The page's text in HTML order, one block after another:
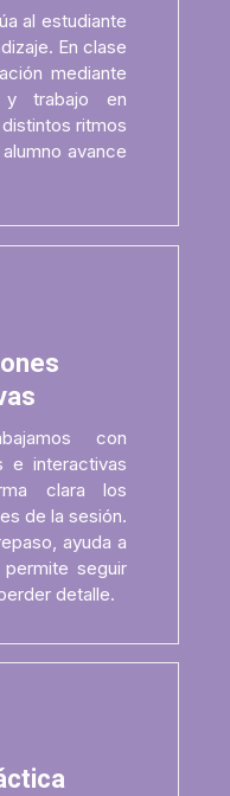
al estudiante
En clase
mediante
y trabajo en
ritmos
avance
con
e interactivas
clara los
de la sesión.
ayuda a
seguir
detalle.